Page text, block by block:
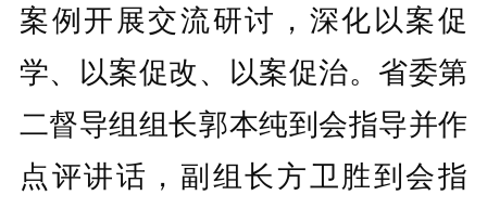
案例开展交流研讨，深化以案促
学、以案促改、以案促治。省委第
二督导组组长郭本纯到会指导并作
点评讲话，副组长方卫胜到会指